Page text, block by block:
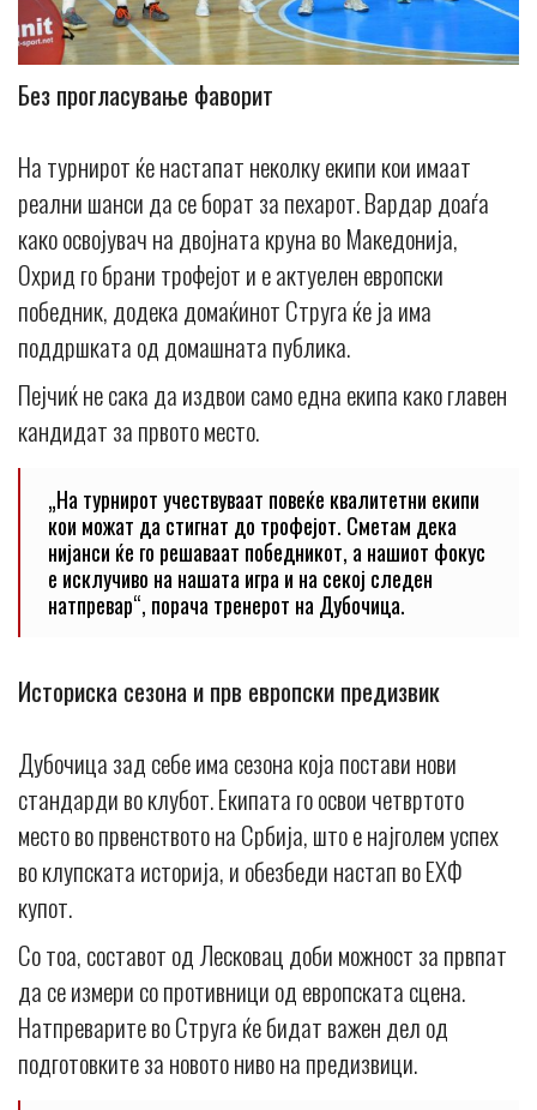
Без прогласување фаворит
На турнирот ќе настапат неколку екипи кои имаат
реални шанси да се борат за пехарот. Вардар доаѓа
како освојувач на двојната круна во Македонија,
Охрид го брани трофејот и е актуелен европски
победник, додека домаќинот Струга ќе ја има
поддршката од домашната публика.
Пејчиќ не сака да издвои само една екипа како главен
кандидат за првото место.
„На турнирот учествуваат повеќе квалитетни екипи
кои можат да стигнат до трофејот. Сметам дека
нијанси ќе го решаваат победникот, а нашиот фокус
е исклучиво на нашата игра и на секој следен
натпревар“, порача тренерот на Дубочица.
Историска сезона и прв европски предизвик
Дубочица зад себе има сезона која постави нови
стандарди во клубот. Екипата го освои четвртото
место во првенството на Србија, што е најголем успех
во клупската историја, и обезбеди настап во ЕХФ
купот.
Со тоа, составот од Лесковац доби можност за првпат
да се измери со противници од европската сцена.
Натпреварите во Струга ќе бидат важен дел од
подготовките за новото ниво на предизвици.